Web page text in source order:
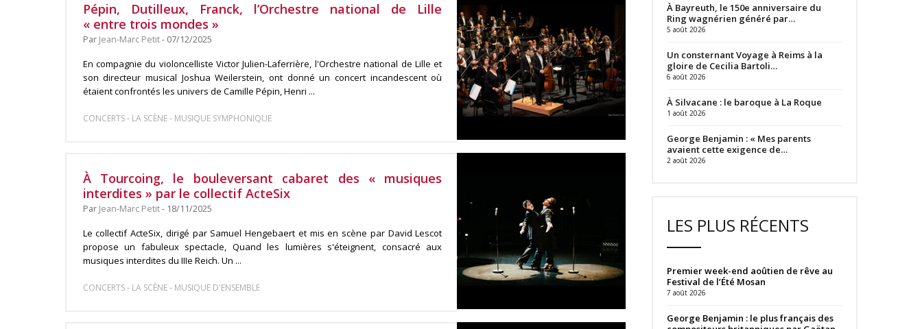
Pépin, Dutilleux, Franck, l’Orchestre national de Lille
« entre trois mondes »
Par Jean-Marc Petit- 07/12/2025
En compagnie du violoncelliste Victor Julien-Laferrière, l'Orchestre national de Lille et
son directeur musical Joshua Weilerstein, ont donné un concert incandescent où
étaient confrontés les univers de Camille Pépin, Henri ...
CONCERTS- LA SCÈNE- MUSIQUE SYMPHONIQUE
À Tourcoing, le bouleversant cabaret des « musiques
interdites » par le collectif ActeSix
Par Jean-Marc Petit- 18/11/2025
Le collectif ActeSix, dirigé par Samuel Hengebaert et mis en scène par David Lescot
propose un fabuleux spectacle, Quand les lumières s'éteignent, consacré aux
musiques interdites du IIIe Reich. Un ...
CONCERTS- LA SCÈNE- MUSIQUE D'ENSEMBLE
À Bayreuth, le 150e anniversaire du
Ring wagnérien généré par…
5 août 2026
Un consternant Voyage à Reims à la
gloire de Cecilia Bartoli…
6 août 2026
À Silvacane : le baroque à La Roque
1 août 2026
George Benjamin : « Mes parents
avaient cette exigence de…
2 août 2026
LES PLUS RÉCENTS
Premier week-end aoûtien de rêve au
Festival de l’Été Mosan
7 août 2026
George Benjamin : le plus français des